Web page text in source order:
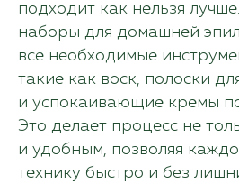
подходит как нельзя
наборы для домашней
все необходимые
такие как воск, полоски
и успокаивающие кремы
Это делает процесс не
и удобным, позволяя
технику быстро и без